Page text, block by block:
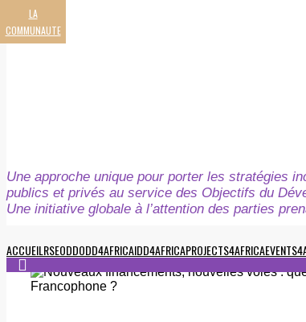
LA
COMMUNAUTE
Une approche unique pour porter les stratégies
publics et privés au service des Objectifs du
Une initiative globale à l’attention des parties
ACCUEILRSEODDODD4AFRICAIDD4AFRICAPROJECTS4AFRICA